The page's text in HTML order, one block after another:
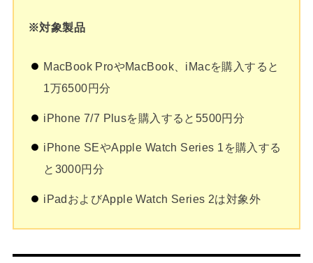
※対象製品
MacBook ProやMacBook、iMacを購入すると
1万6500円分
iPhone 7/7 Plusを購入すると5500円分
iPhone SEやApple Watch Series 1を購入する
と3000円分
iPadおよびApple Watch Series 2は対象外